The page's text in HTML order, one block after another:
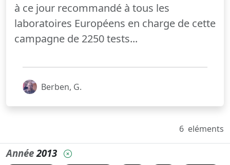
à ce jour recommandé à tous les
laboratoires Européens en charge de cette
campagne de 2250 tests...
Berben, G.
6 eléments
Année2013